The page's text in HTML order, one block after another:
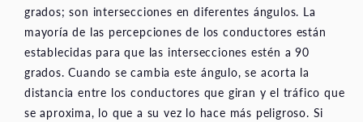
grados; son intersecciones en diferentes ángulos. La
mayoría de las percepciones de los conductores están
establecidas para que las intersecciones estén a 90
grados. Cuando se cambia este ángulo, se acorta la
distancia entre los conductores que giran y el tráfico que
se aproxima, lo que a su vez lo hace más peligroso. Si